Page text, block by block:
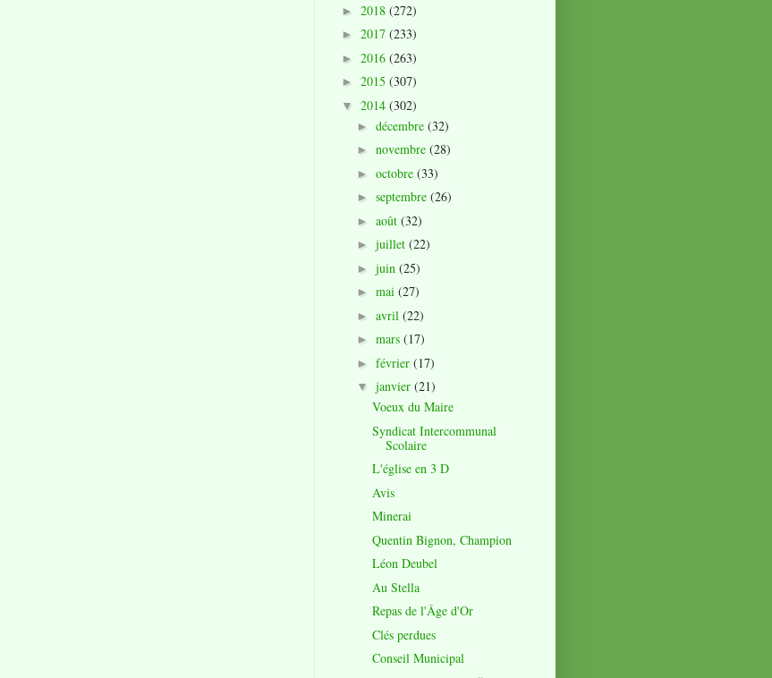
► 2018 (272)
► 2017 (233)
► 2016 (263)
► 2015 (307)
▼ 2014 (302)
► décembre (32)
► novembre (28)
► octobre (33)
► septembre (26)
► août (32)
► juillet (22)
► juin (25)
► mai (27)
► avril (22)
► mars (17)
► février (17)
▼ janvier (21)
Voeux du Maire
Syndicat Intercommunal
Scolaire
L'église en 3 D
Avis
Minerai
Quentin Bignon, Champion
Léon Deubel
Au Stella
Repas de l'Âge d'Or
Clés perdues
Conseil Municipal